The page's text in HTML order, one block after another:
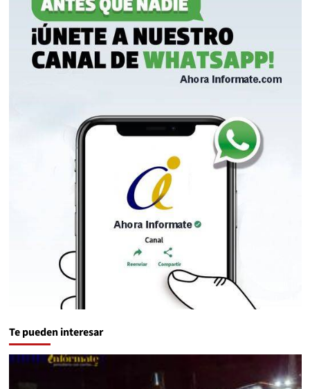
Te pueden interesar